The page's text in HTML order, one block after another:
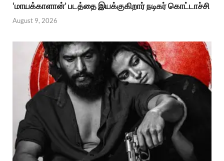
‘மாயக்காளான்’ படத்தை இயக்குகிறார் நடிகர் கொட்டாச்சி
August 9, 2026